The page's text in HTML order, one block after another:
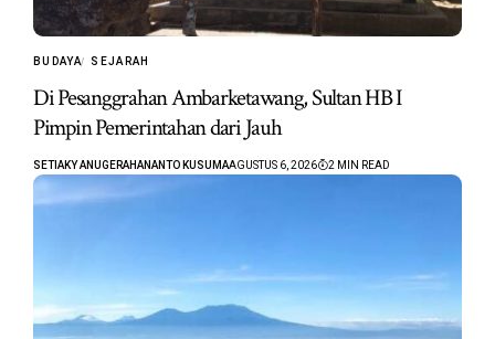
BUDAYA SEJARAH
Di Pesanggrahan Ambarketawang, Sultan HB I
Pimpin Pemerintahan dari Jauh
SETIAKY ANUGERAHANANTO KUSUMAAGUSTUS 6, 2026 2 MIN READ